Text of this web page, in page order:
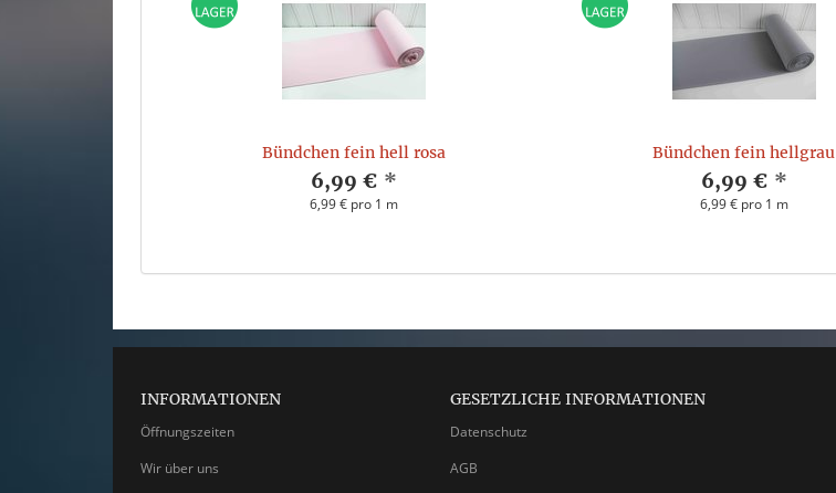
Bündchen fein hell rosa
6,99 € *
6,99 € pro 1 m
Bündchen fein hellgrau
6,99 € *
6,99 € pro 1 m
INFORMATIONEN
Öffnungszeiten
Wir über uns
GESETZLICHE INFORMATIONEN
Datenschutz
AGB